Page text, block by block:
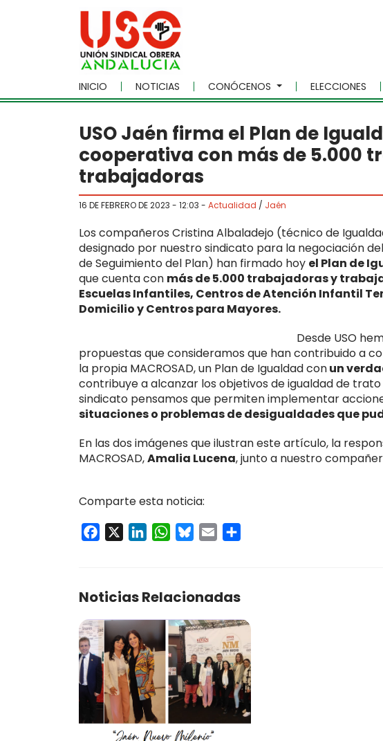
Skip to main content
INICIO NOTICIAS CONÓCENOS ELECCIONES
USO Jaén firma el Plan de
cooperativa con más de 5.000
trabajadoras
16 DE FEBRERO DE 2023 - 12:03 - Actualidad / Jaén
Los compañeros Cristina Albaladejo (técnico de
designado por nuestro sindicato para la negociación
de Seguimiento del Plan) han firmado hoy el Plan de
que cuenta con más de 5.000 trabajadoras y
Escuelas Infantiles, Centros de Atención Infantil
Domicilio y Centros para Mayores.
Desde USO
propuestas que consideramos que han contribuido a
la propia MACROSAD, un Plan de Igualdad conun
contribuye a alcanzar los objetivos de igualdad de
sindicato pensamos que permiten implementar
situaciones o problemas de desigualdades que
En las dos imágenes que ilustran este artículo, la
MACROSAD,Amalia Lucena, junto a nuestro
Comparte esta noticia:
Facebook LinkedInWhatsApp
Bluesky
Email
Noticias Relacionadas